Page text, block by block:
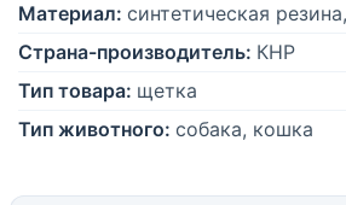
Материал: синтетическая
Страна-производитель: КНР
Тип товара: щетка
Тип животного: собака, кошка